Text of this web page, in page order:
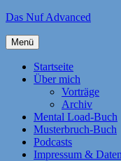
Zum
springen
Das Nuf Advanced
Menü
Startseite
Über mich
Vorträge
Archiv
Mental Load-Buch
Musterbruch-Buch
Podcasts
Impressum &